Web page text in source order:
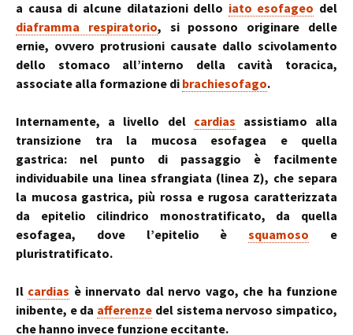
a causa di alcune dilatazioni dello iato esofageo del
diaframma respiratorio, si possono originare delle
ernie, ovvero protrusioni causate dallo scivolamento
dello stomaco all’interno della cavità toracica,
associate alla formazione di brachiesofago.
Internamente, a livello del cardias assistiamo alla
transizione tra la mucosa esofagea e quella
gastrica: nel punto di passaggio è facilmente
individuabile una linea sfrangiata (linea Z), che separa
la mucosa gastrica, più rossa e rugosa caratterizzata
da epitelio cilindrico monostratificato, da quella
esofagea, dove l’epitelio èsquamoso e
pluristratificato.
Il cardias è innervato dal nervo vago, che ha funzione
inibente, e da afferenze del sistema nervoso simpatico,
che hanno invece funzione eccitante.